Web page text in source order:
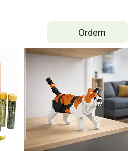
Ordem